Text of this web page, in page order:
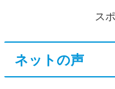
ス
ネットの声